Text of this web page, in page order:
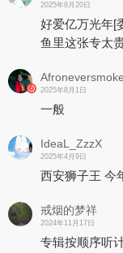
2025年8月20日
好爱亿万光年[
鱼里这张专太
Afroneversmoke
2025年8月1日
一般
IdeaL_ZzzX
2025年4月9日
西安狮子王 今
戒烟的梦祥
2024年11月17日
专辑按顺序听